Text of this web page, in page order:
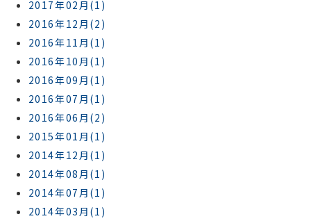
2017年02月(1)
2016年12月(2)
2016年11月(1)
2016年10月(1)
2016年09月(1)
2016年07月(1)
2016年06月(2)
2015年01月(1)
2014年12月(1)
2014年08月(1)
2014年07月(1)
2014年03月(1)